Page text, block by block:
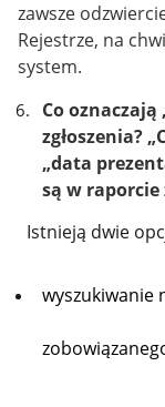
zawsze
Rejestrze, na
system.
Co
zgłoszenia?
„data
są w
Istnieją dwie
wyszukiwanie